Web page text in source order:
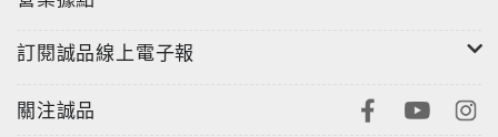
訂閱誠品線上電子報
關注誠品